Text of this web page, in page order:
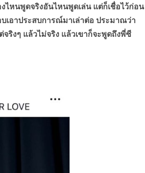
หนพูดจริงอันไหนพูดเล่น แต่ก็เชื่อไว้ก่อน
บเอาประสบการณ์มาเล่าต่อ ประมาณว่า
งๆ แล้วไม่จริง แล้วเขาก็จะพูดถึงพี่ซี